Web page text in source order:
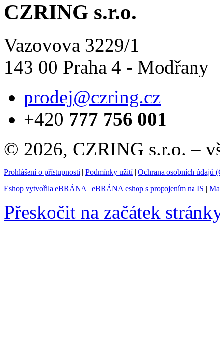
CZRING s.r.o.
Vazovova 3229/1
143 00 Praha 4 - Modřany
prodej@czring.cz
+420 777 756 001
© 2026, CZRING s.r.o. –
Prohlášení o přístupnosti | Podmínky užití| Ochrana osobních údajů
Eshop vytvořila eBRÁNA | eBRÁNA eshop s propojením na IS |
Přeskočit na začátek